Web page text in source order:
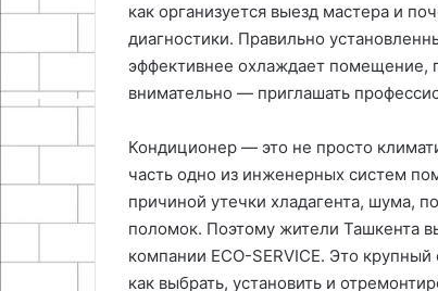
как организуется выезд мастера и
диагностики. Правильно
эффективнее охлаждает помещение,
внимательно — приглашать
Кондиционер — это не просто
часть одно из инженерных систем
причиной утечки хладагента, шума,
поломок. Поэтому жители Ташкента
компании ECO-SERVICE. Это
как выбрать, установить и